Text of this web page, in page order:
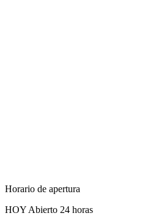
Horario de apertura
HOY Abierto 24 horas